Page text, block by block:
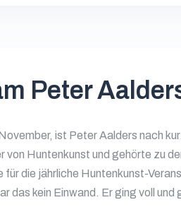
Peter
ist Peter Aalders nach
von Huntenkunst und gehörte zu
für die jährliche Huntenkunst-
das kein Einwand. Er ging voll